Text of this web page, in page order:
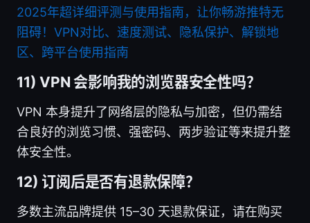
2025年超详细评测与使用指南，让你畅游推特无
阻碍！VPN对比、速度测试、隐私保护、解锁地
区、跨平台使用指南
11) VPN 会影响我的浏览器安全性吗？
VPN 本身提升了网络层的隐私与加密，但仍需结
合良好的浏览习惯、强密码、两步验证等来提升整
体安全性。
12) 订阅后是否有退款保障？
多数主流品牌提供 15–30 天退款保证，请在购买